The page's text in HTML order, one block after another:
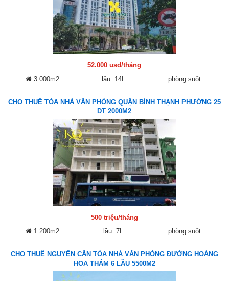
52.000 usd/tháng
3.000m2
lầu: 14L phòng:suốt
CHO THUÊ TÒA NHÀ VĂN PHÒNG QUẬN BÌNH THẠNH PHƯỜNG 25
DT 2000M2
500 triệu/tháng
1.200m2
lầu: 7L phòng:suốt
CHO THUÊ NGUYÊN CĂN TÒA NHÀ VĂN PHÒNG ĐƯỜNG HOÀNG
HOA THÁM 6 LẦU 5500M2